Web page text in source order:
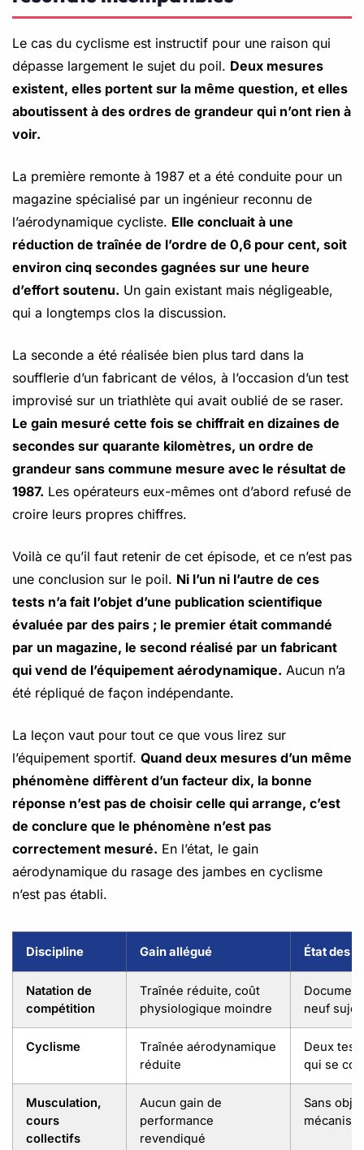
Le cas du cyclisme est instructif pour une raison qui
dépasse largement le sujet du poil. Deux mesures
existent, elles portent sur la même question, et elles
aboutissent à des ordres de grandeur qui n’ont rien à
voir.
La première remonte à 1987 et a été conduite pour un
magazine spécialisé par un ingénieur reconnu de
l’aérodynamique cycliste. Elle concluait à une
réduction de traînée de l’ordre de 0,6 pour cent, soit
environ cinq secondes gagnées sur une heure
d’effort soutenu. Un gain existant mais négligeable,
qui a longtemps clos la discussion.
La seconde a été réalisée bien plus tard dans la
soufflerie d’un fabricant de vélos, à l’occasion d’un test
improvisé sur un triathlète qui avait oublié de se raser.
Le gain mesuré cette fois se chiffrait en dizaines de
secondes sur quarante kilomètres, un ordre de
grandeur sans commune mesure avec le résultat de
1987. Les opérateurs eux-mêmes ont d’abord refusé de
croire leurs propres chiffres.
Voilà ce qu’il faut retenir de cet épisode, et ce n’est pas
une conclusion sur le poil. Ni l’un ni l’autre de ces
tests n’a fait l’objet d’une publication scientifique
évaluée par des pairs ; le premier était commandé
par un magazine, le second réalisé par un fabricant
qui vend de l’équipement aérodynamique. Aucun n’a
été répliqué de façon indépendante.
La leçon vaut pour tout ce que vous lirez sur
l’équipement sportif. Quand deux mesures d’un même
phénomène diffèrent d’un facteur dix, la bonne
réponse n’est pas de choisir celle qui arrange, c’est
de conclure que le phénomène n’est pas
correctement mesuré. En l’état, le gain
aérodynamique du rasage des jambes en cyclisme
n’est pas établi.
Discipline Gain allégué État des
Natation de
compétition
Traînée réduite, coût
physiologique moindre
neuf
Cyclisme
Traînée aérodynamique
réduite
Deux
qui se
Musculation,
cours
collectifs
Aucun gain de
performance
revendiqué
Sans